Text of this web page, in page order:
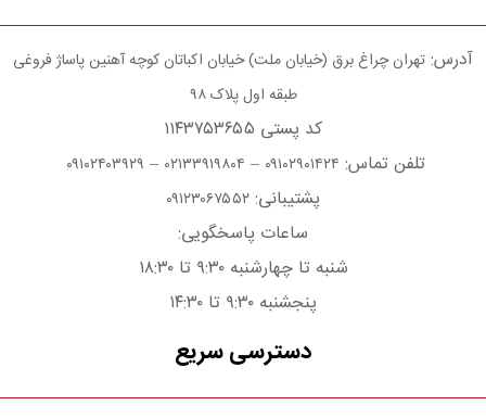
آدرس: تهران چراغ برق (خیابان ملت) خیابان اکباتان کوچه آهنین پاساژ فروغی
طبقه اول پلاک ۹۸
کد پستی ۱۱۴۳۷۵۳۶۵۵
تلفن تماس: ۰۹۱۰۲۹۰۱۴۲۴ – ۰۲۱۳۳۹۱۹۸۰۴ – ۰۹۱۰۲۴۰۳۹۲۹
پشتیبانی: ۰۹۱۲۳۰۶۷۵۵۲
ساعات پاسخگویی:
شنبه تا چهارشنبه ۹:۳۰ تا ۱۸:۳۰
پنجشنبه ۹:۳۰ تا ۱۴:۳۰
دسترسی سریع